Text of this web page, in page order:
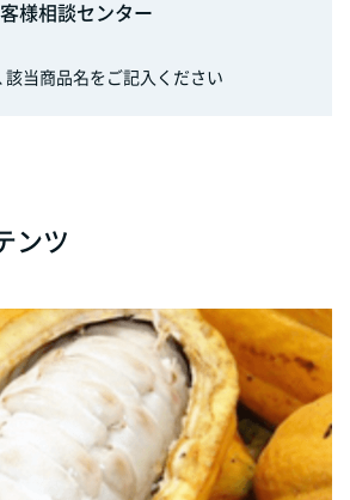
様相談センター
商品名をご記入ください
ンツ